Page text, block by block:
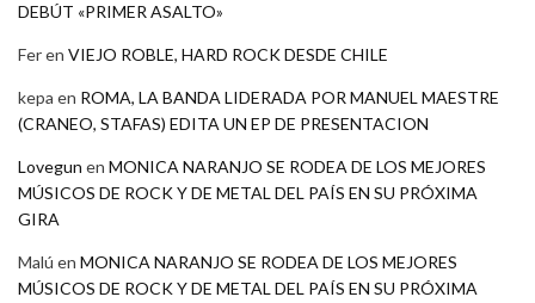
DEBÚT «PRIMER ASALTO»
Feren VIEJO ROBLE, HARD ROCK DESDE CHILE
kepa en ROMA, LA BANDA LIDERADA POR MANUEL MAESTRE
(CRANEO, STAFAS) EDITA UN EP DE PRESENTACION
Lovegun en MONICA NARANJO SE RODEA DE LOS MEJORES
MÚSICOS DE ROCK Y DE METAL DEL PAÍS EN SU PRÓXIMA
GIRA
Malú en MONICA NARANJO SE RODEA DE LOS MEJORES
MÚSICOS DE ROCK Y DE METAL DEL PAÍS EN SU PRÓXIMA